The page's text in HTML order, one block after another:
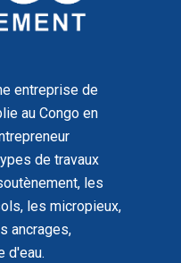
entreprise de
au Congo en
de travaux
les
les micropieux,
ancrages,
d'eau.